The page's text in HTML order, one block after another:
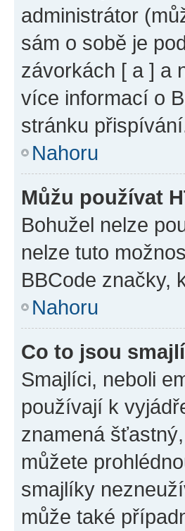
administrátor
sám o sobě je
závorkách [ a ] a
více informací o
stránku
Nahoru
Můžu používat
Bohužel nelze
nelze tuto
BBCode značky,
Nahoru
Co to jsou
Smajlíci, neboli
používají k
znamená
můžete
smajlíky
může také